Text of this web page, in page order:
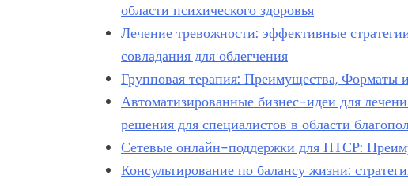
области психического здоровья
Лечение тревожности: эффективные
совладания для облегчения
Групповая терапия: Преимущества, Форматы
Автоматизированные бизнес-идеи для
решения для специалистов в области
Сетевые онлайн-поддержки для ПТСР:
Консультирование по балансу жизни: